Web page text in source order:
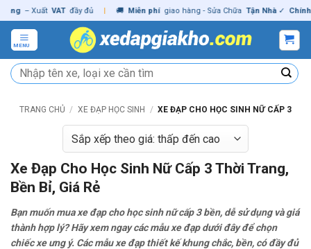
Skip
to
content
Xuất VAT đầy đủ | 🚚 Miễn phí giao hàng - Sửa Chữa Tận Nhà ✓ Chính hãng
MENU
Tìm
kiếm:
TRANG CHỦ / XE ĐẠP HỌC SINH / XE ĐẠP CHO HỌC SINH NỮ CẤP 3
Xe Đạp Cho Học Sinh Nữ Cấp 3 Thời Trang,
Bền Bỉ, Giá Rẻ
Bạn muốn mua xe đạp cho học sinh nữ cấp 3 bền, dễ sử dụng và giá
thành hợp lý? Hãy xem ngay các mẫu xe đạp dưới đây để chọn
chiếc xe ưng ý. Các mẫu xe đạp thiết kế khung chắc, bền, có đầy đủ